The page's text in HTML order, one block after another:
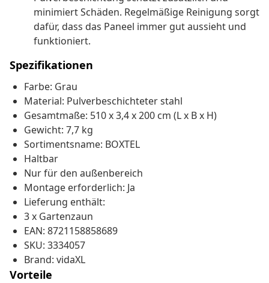
minimiert Schäden. Regelmäßige Reinigung sorgt
dafür, dass das Paneel immer gut aussieht und
funktioniert.
Spezifikationen
Farbe: Grau
Material: Pulverbeschichteter stahl
Gesamtmaße: 510 x 3,4 x 200 cm (L x B x H)
Gewicht: 7,7 kg
Sortimentsname: BOXTEL
Haltbar
Nur für den außenbereich
Montage erforderlich: Ja
Lieferung enthält:
3 x Gartenzaun
EAN: 8721158858689
SKU: 3334057
Brand: vidaXL
Vorteile